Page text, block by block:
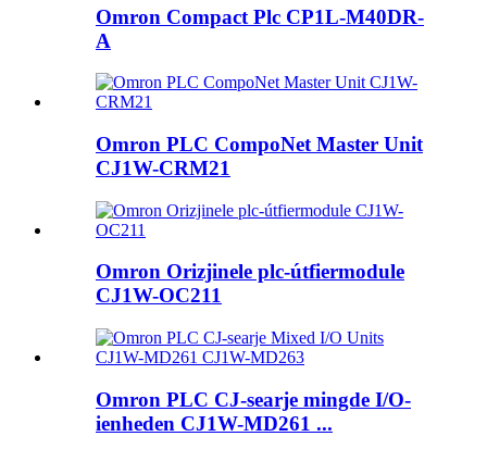
Omron Compact Plc CP1L-M40DR-
A
Omron PLC CompoNet Master Unit
CJ1W-CRM21
Omron Orizjinele plc-útfiermodule
CJ1W-OC211
Omron PLC CJ-searje mingde I/O-
ienheden CJ1W-MD261 ...